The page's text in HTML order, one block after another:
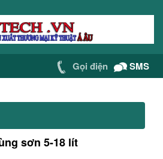
Gọi điện SMS
sơn 5-18 lít